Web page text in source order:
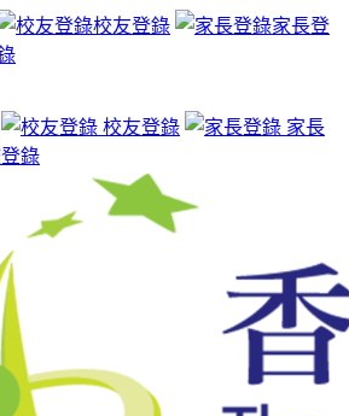
校友登錄
家長登
校友登錄
家長
錄